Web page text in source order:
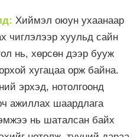
Хиймэл оюун ухаанаар
чиглэлээр хуульд сайн
нь, хөрсөн дээр бууж
хугацаа орж байна.
эрхэд, нотолгоонд
ажиллах шаардлага
нь шаталсан байх